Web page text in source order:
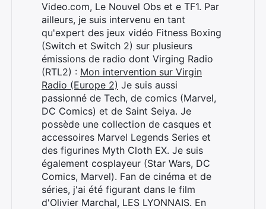
Video.com, Le Nouvel Obs et e TF1. Par
ailleurs, je suis intervenu en tant
qu'expert des jeux vidéo Fitness Boxing
(Switch et Switch 2) sur plusieurs
émissions de radio dont Virging Radio
(RTL2) : Mon intervention sur Virgin
Radio (Europe 2) Je suis aussi
passionné de Tech, de comics (Marvel,
DC Comics) et de Saint Seiya. Je
possède une collection de casques et
accessoires Marvel Legends Series et
des figurines Myth Cloth EX. Je suis
également cosplayeur (Star Wars, DC
Comics, Marvel). Fan de cinéma et de
séries, j'ai été figurant dans le film
d'Olivier Marchal, LES LYONNAIS. En